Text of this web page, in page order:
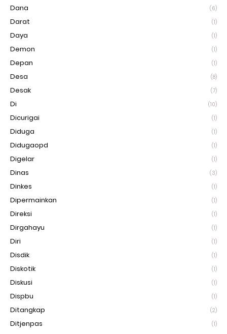
Dana (6)
Darat (1)
Daya (1)
Demon (1)
Depan (1)
Desa (8)
Desak (7)
Di (10)
Dicurigai (1)
Diduga (1)
Didugaopd (1)
Digelar (1)
Dinas (3)
Dinkes (1)
Dipermainkan (1)
Direksi (1)
Dirgahayu (1)
Diri (1)
Disdik (1)
Diskotik (1)
Diskusi (1)
Dispbu (1)
Ditangkap (2)
Ditjenpas (1)